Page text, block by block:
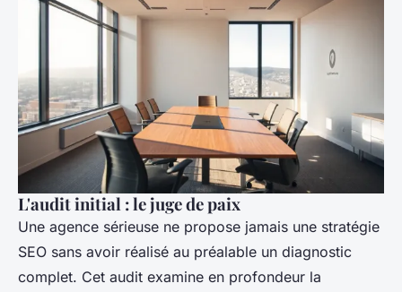
L'audit initial : le juge de paix
Une agence sérieuse ne propose jamais une stratégie
SEO sans avoir réalisé au préalable un diagnostic
complet. Cet audit examine en profondeur la